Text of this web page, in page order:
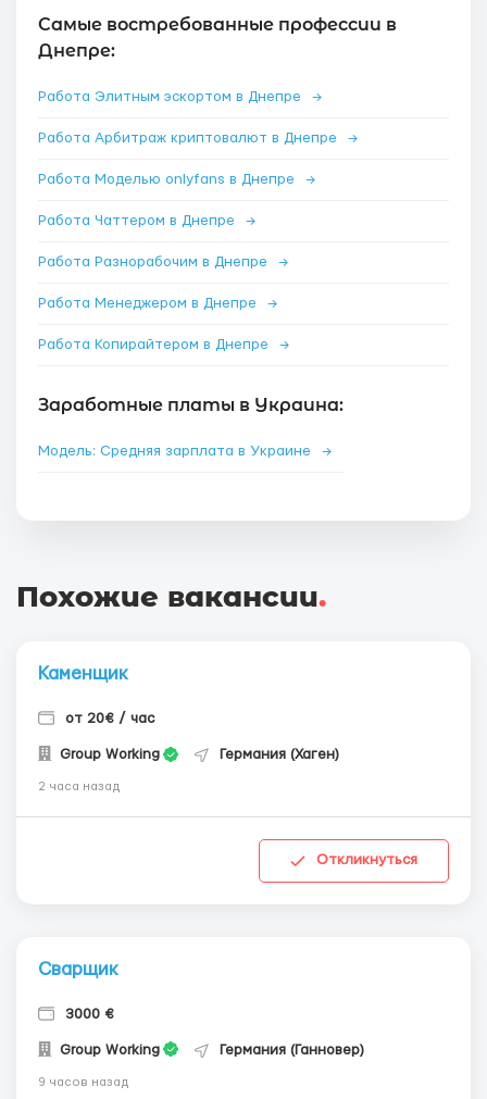
Самые востребованные профессии в
Днепре:
Работа Элитным эскортом в Днепре →
Работа Арбитраж криптовалют в Днепре →
Работа Моделью onlyfans в Днепре →
Работа Чаттером в Днепре →
Работа Разнорабочим в Днепре →
Работа Менеджером в Днепре →
Работа Копирайтером в Днепре →
Заработные платы в Украина:
Модель: Средняя зарплата в Украине →
Похожие вакансии.
Каменщик
от 20€ / час
Group Working Германия (Хаген)
2 часа назад
Откликнуться
Сварщик
3000 €
Group Working Германия (Ганновер)
9 часов назад